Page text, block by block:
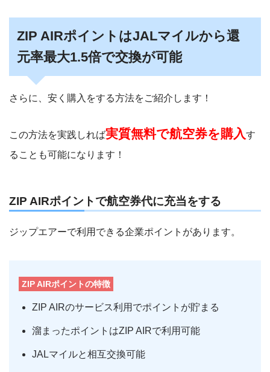
ZIP AIRポイントはJALマイルから還
元率最大1.5倍で交換が可能
さらに、安く購入をする方法をご紹介します！
この方法を実践しれば実質無料で航空券を購入す
ることも可能になります！
ZIP AIRポイントで航空券代に充当をする
ジップエアーで利用できる企業ポイントがあります。
ZIP AIRポイントの特徴
ZIP AIRのサービス利用でポイントが貯まる
溜まったポイントはZIP AIRで利用可能
JALマイルと相互交換可能